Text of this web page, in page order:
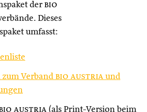
der bio
Dieses
umfasst:
Verband bio austria und
austria (als Print-Version beim